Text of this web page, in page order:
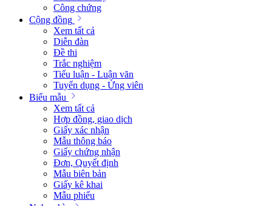
Công chứng
Cộng đồng
Xem tất cả
Diễn đàn
Đề thi
Trắc nghiệm
Tiểu luận - Luận văn
Tuyển dụng - Ứng viên
Biểu mẫu
Xem tất cả
Hợp đồng, giao dịch
Giấy xác nhận
Mẫu thông báo
Giấy chứng nhận
Đơn, Quyết định
Mẫu biên bản
Giấy kê khai
Mẫu phiếu